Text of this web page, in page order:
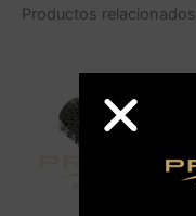
Productos relacionados